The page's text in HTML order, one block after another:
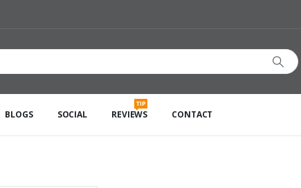
BLOGS SOCIAL REVIEWS
TIP
CONTACT